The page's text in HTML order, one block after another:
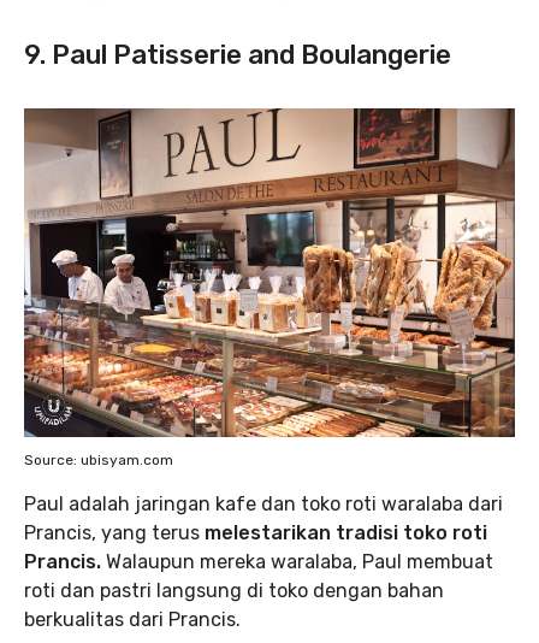
9. Paul Patisserie and Boulangerie
Source: ubisyam.com
Paul adalah jaringan kafe dan toko roti waralaba dari
Prancis, yang terus melestarikan tradisi toko roti
Prancis. Walaupun mereka waralaba, Paul membuat
roti dan pastri langsung di toko dengan bahan
berkualitas dari Prancis.